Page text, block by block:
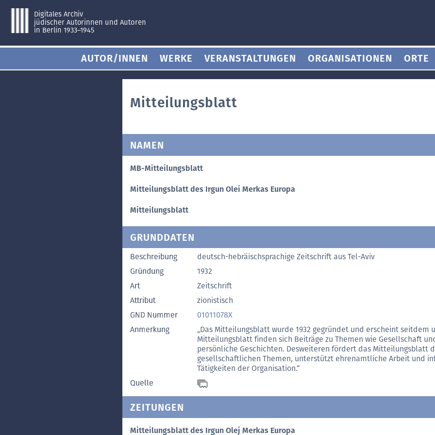
Digitales Archiv
jüdischer Autorinnen und Autoren
in Berlin 1933–1945
AUTOR/INNEN WERKE VERANSTALTUNGEN ORGANISATIONEN ORTE
Mitteilungsblatt
NAMEN
MB-Mitteilungsblatt
Mitteilungsblatt des Irgun Olei Merkas Europa
Mitteilungsblatt
GRUNDDATEN
Beschreibung
deutsch-hebräischsprachige Zeitschrift aus Tel-Aviv
Gründung
1932
Art
Zeitschrift
Attribut
zionistisch
GND Nummer
01011078X
Anmerkung
„Das Mitteilungsblatt wurde 1932 gegründet und erscheint seitdem
Mitteilungsblatt finden sich Beiträge zu Themen wie Gesellschaft
persönliche Geschichten. Desweiteren fördert das Mitteilungsblatt
gesellschaftlichen Themen, unterstützt ehrenamtliche Arbeit und
Tätigkeiten der Organisation.“
Quelle
ZEITUNGEN
Mitteilungsblatt des Irgun Olej Merkas Europa